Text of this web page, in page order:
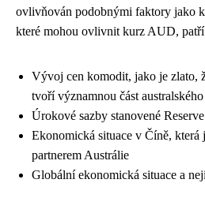
ovlivňován podobnými faktory jako
které mohou ovlivnit kurz AUD,
Vývoj cen komodit, jako je zlato,
tvoří významnou část
Úrokové sazby stanovené
Ekonomická situace v Číně,
partnerem Austrálie
Globální ekonomická situace a